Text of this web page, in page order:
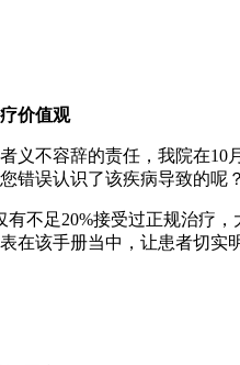
价值观
义不容辞的责任，我院在10
错误认识了该疾病导致的呢
有不足20%接受过正规治疗
在该手册当中，让患者切实